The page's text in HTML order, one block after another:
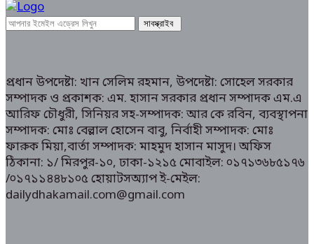
প্রধান উপদেষ্টা: খান সেলিম রহমান, উপদেষ্টা: সোহেল সরকার
সম্পাদক ও প্রকাশক: এম. হাসান সরকার প্রধান সম্পাদক এম.এ
আরিফ চৌধুরী, সিনিয়র সহ-সম্পাদক: আর কে রবিন, ব্যবস্থাপনা
সম্পাদক: মোঃ বেল্লাল হোসেন বাবু, নির্বাহী সম্পাদক: মোঃ
ফারুক মিয়া,বার্তা সম্পাদক: মাহমুদ হাসান মাসুদ। অফিস
ঠিকানা: ১/ মিরপুর-১০, ঢাকা-১২১৫ মোবাইল: ০১৭১৩৬৮৫১৭৬
/০১৭১১৪৪৮১০৫ হোয়াটসঅ্যাপ ই-মেইল:
dailydhakamail.com@gmail.com